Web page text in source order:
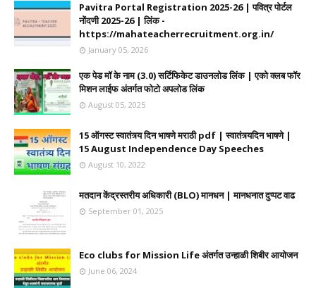
Pavitra Portal Registration 2025-26 | पवित्र पोर्टल
नोंदणी 2025-26 | लिंक -
https://mahateacherrecruitment.org.in/
January 05, 2026
एक पेड मॉ के नाम (3.0) सर्टिफिकेट डाउनलोड लिंक | एको क्लब फॉर
मिशन लाईफ अंतर्गत फोटो अपलोड लिंक
August 05, 2025
15 ऑगस्ट स्वातंत्र्य दिन भाषणे मराठी pdf | स्वातंत्र्यदिन भाषणे |
15 August Independence Day Speeches
August 10, 2022
मतदान केंद्रस्तरीय अधिकारी (BLO) मानधन | मानधनात दुप्पट वाढ
September 01, 2025
Eco clubs for Mission Life अंतर्गत उन्हाळी शिबीर आयोजन
June 06, 2024